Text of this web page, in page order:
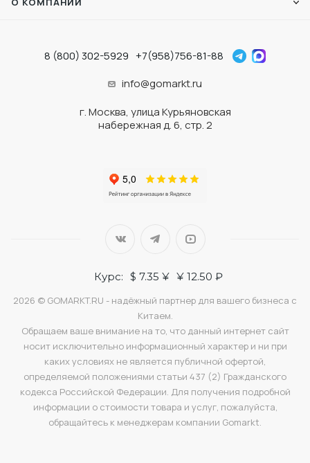
8 (800) 302-5929 +7(958)756-81-88
info@gomarkt.ru
г. Москва, улица Курьяновская
набережная д. 6, стр. 2
Курс: $ 7.35 ¥ ¥ 12.50 ₽
2026 © GOMARKT.RU - надёжный партнер для вашего бизнеса с
Китаем.
Обращаем ваше внимание на то, что данный интернет сайт
носит исключительно информационный характер и ни при
каких условиях не является публичной офертой,
определяемой положениями статьи 437 (2) Гражданского
кодекса Российской Федерации. Для получения подробной
информации о стоимости товара и услуг, пожалуйста,
обращайтесь к менеджерам компании Gomarkt.